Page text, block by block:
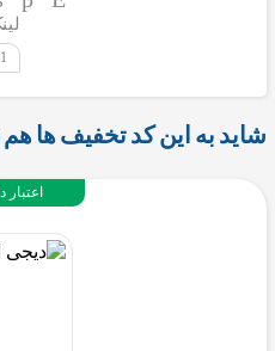
شاید به این کد تخفیف ها هم
اعتبار